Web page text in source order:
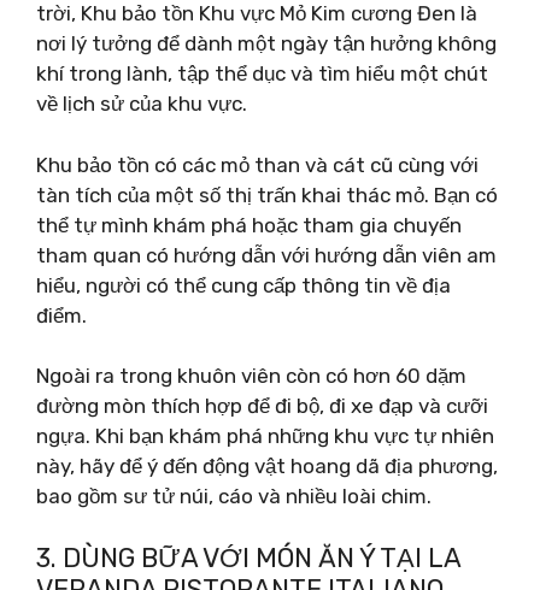
trời, Khu bảo tồn Khu vực Mỏ Kim cương Đen là
nơi lý tưởng để dành một ngày tận hưởng không
khí trong lành, tập thể dục và tìm hiểu một chút
về lịch sử của khu vực.
Khu bảo tồn có các mỏ than và cát cũ cùng với
tàn tích của một số thị trấn khai thác mỏ. Bạn có
thể tự mình khám phá hoặc tham gia chuyến
tham quan có hướng dẫn với hướng dẫn viên am
hiểu, người có thể cung cấp thông tin về địa
điểm.
Ngoài ra trong khuôn viên còn có hơn 60 dặm
đường mòn thích hợp để đi bộ, đi xe đạp và cưỡi
ngựa. Khi bạn khám phá những khu vực tự nhiên
này, hãy để ý đến động vật hoang dã địa phương,
bao gồm sư tử núi, cáo và nhiều loài chim.
3. DÙNG BỮA VỚI MÓN ĂN Ý TẠI LA